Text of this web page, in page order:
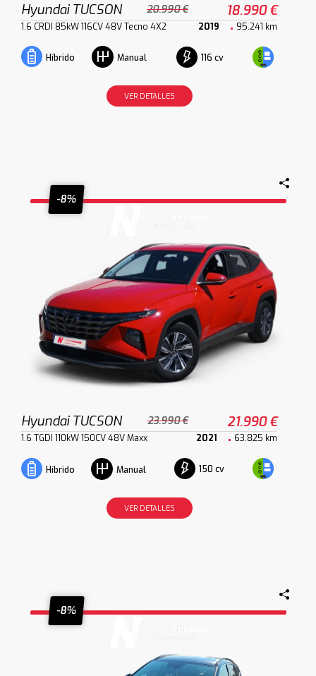
Hyundai TUCSON 20.990 € 18.990 €
1.6 CRDI 85kW 116CV 48V Tecno 4X2 2019 95.241 km
Híbrido Manual 116 cv
VER DETALLES
-8%
Hyundai TUCSON 23.990 € 21.990 €
1.6 TGDI 110kW 150CV 48V Maxx 2021 63.825 km
Híbrido Manual 150 cv
VER DETALLES
-8%